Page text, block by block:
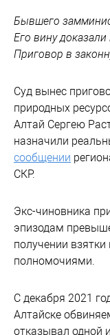
Бывшего
Его вину
Приговор в
Суд вынес
природных
Алтай Сергею
назначили
сообщении
СКР.
Экс-чиновника
эпизодам
получении
полномочиями.
С декабря 2021
Алтайске
отказывал одной